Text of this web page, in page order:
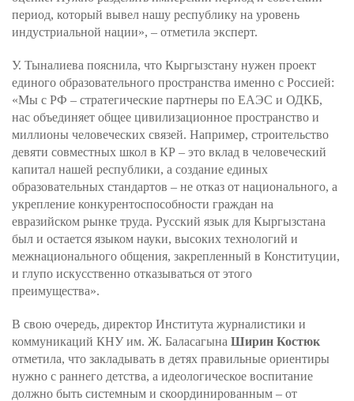
период, который вывел нашу республику на уровень
индустриальной нации», – отметила эксперт.
У. Тыналиева пояснила, что Кыргызстану нужен проект
единого образовательного пространства именно с Россией:
«Мы с РФ – стратегические партнеры по ЕАЭС и ОДКБ,
нас объединяет общее цивилизационное пространство и
миллионы человеческих связей. Например, строительство
девяти совместных школ в КР – это вклад в человеческий
капитал нашей республики, а создание единых
образовательных стандартов – не отказ от национального, а
укрепление конкурентоспособности граждан на
евразийском рынке труда. Русский язык для Кыргызстана
был и остается языком науки, высоких технологий и
межнационального общения, закрепленный в Конституции,
и глупо искусственно отказываться от этого
преимущества».
В свою очередь, директор Института журналистики и
коммуникаций КНУ им. Ж. Баласагына Ширин Костюк
отметила, что закладывать в детях правильные ориентиры
нужно с раннего детства, а идеологическое воспитание
должно быть системным и скоординированным – от